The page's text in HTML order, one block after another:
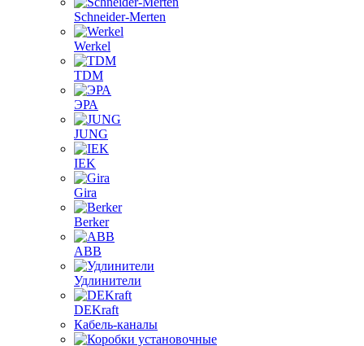
Schneider-Merten
Werkel
TDM
ЭРА
JUNG
IEK
Gira
Berker
ABB
Удлинители
DEKraft
Кабель-каналы